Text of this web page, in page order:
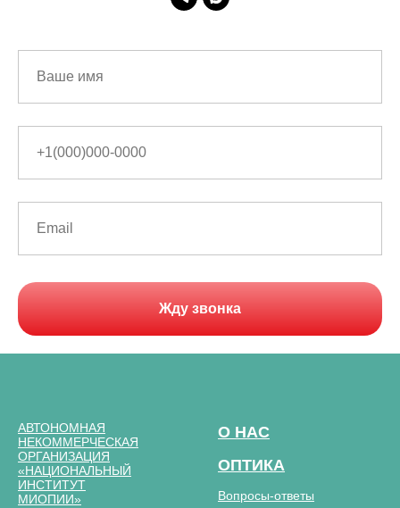
Жду звонка
АВТОНОМНАЯ
НЕКОММЕРЧЕСКАЯ
ОРГАНИЗАЦИЯ
«НАЦИОНАЛЬНЫЙ
ИНСТИТУТ
МИОПИИ»
О НАС
ОПТИКА
Вопросы-ответы